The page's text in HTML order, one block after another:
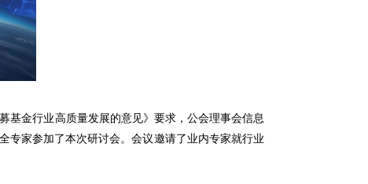
金行业高质量发展的意见》要求，公会理事会信息
专家参加了本次研讨会。会议邀请了业内专家就行业